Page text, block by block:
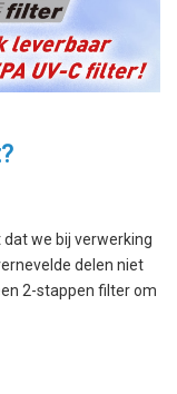
we bij verwerking
delen niet
2-stappen filter om